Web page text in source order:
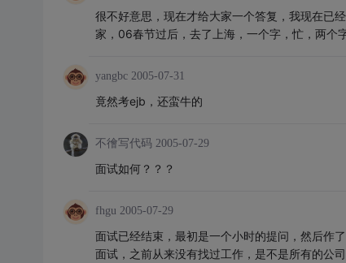
很不好意思，现在才给大家一个答复，我现在已
家，06春节过后，去了上海，一个字，忙，两个
yangbc 2005-07-31
竟然考ejb，还蛮牛的
不徻写代码 2005-07-29
面试如何？？？
fhgu 2005-07-29
面试已经结束，最初是一个小时的提问，然后作
面试，之前从来没有找过工作，是不是所有的公